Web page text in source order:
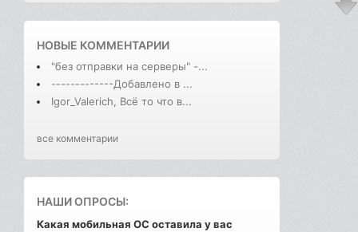
НОВЫЕ КОММЕНТАРИИ
"без отправки на серверы" -...
-------------Добавлено в ...
Igor_Valerich, Всё то что в...
все комментарии
НАШИ ОПРОСЫ:
Какая мобильная ОС оставила у вас